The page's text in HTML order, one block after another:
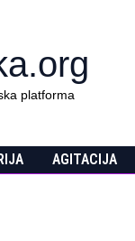
platforma
AGITACIJA